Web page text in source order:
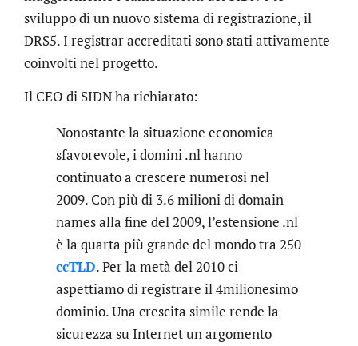
sviluppo di un nuovo sistema di registrazione, il
DRS5. I registrar accreditati sono stati attivamente
coinvolti nel progetto.
Il CEO di SIDN ha richiarato:
Nonostante la situazione economica
sfavorevole, i domini .nl hanno
continuato a crescere numerosi nel
2009. Con più di 3.6 milioni di domain
names alla fine del 2009, l’estensione .nl
è la quarta più grande del mondo tra 250
ccTLD. Per la metà del 2010 ci
aspettiamo di registrare il 4milionesimo
dominio. Una crescita simile rende la
sicurezza su Internet un argomento